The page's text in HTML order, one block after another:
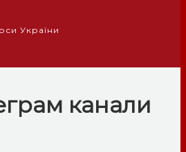
України
канали